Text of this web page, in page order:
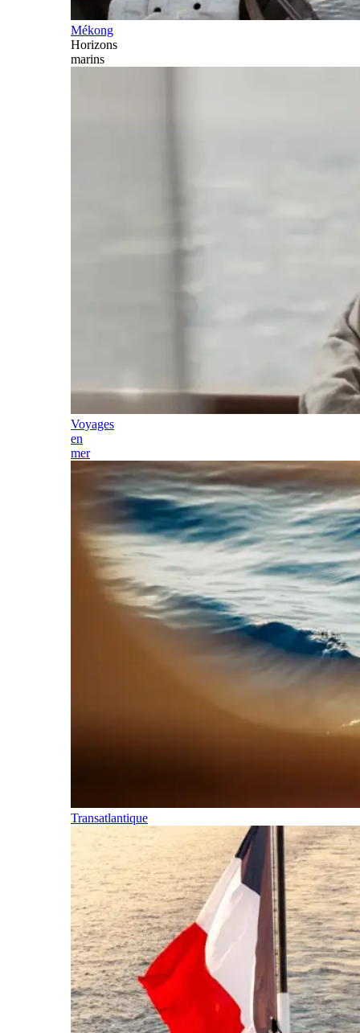
Mékong
Horizons
marins
Voyages
en
mer
Transatlantique